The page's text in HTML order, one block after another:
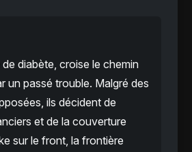
diabète, croise le chemin
un passé trouble. Malgré des
ils décident de
et de la couverture
sur le front, la frontière